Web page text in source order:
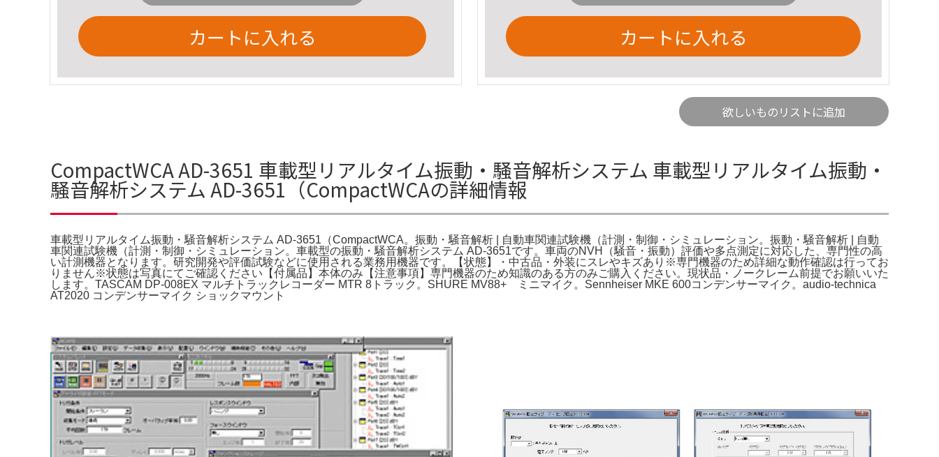
カートに入れる カートに入れる
欲しいものリストに追加
CompactWCA AD-3651 車載型リアルタイム振動・騒音解析システム 車載型リアルタイム振動・
騒音解析システム AD-3651（CompactWCAの詳細情報
車載型リアルタイム振動・騒音解析システム AD-3651（CompactWCA。振動・騒音解析 | 自動車関連試験機（計測・制御・シミュレーション。振動・騒音解析 | 自動
車関連試験機（計測・制御・シミュレーション。車載型の振動・騒音解析システム AD-3651です。車両のNVH（騒音・振動）評価や多点測定に対応した、専門性の高
い計測機器となります。研究開発や評価試験などに使用される業務用機器です。【状態】・中古品・外装にスレやキズあり※専門機器のため詳細な動作確認は行ってお
りません※状態は写真にてご確認ください【付属品】本体のみ【注意事項】専門機器のため知識のある方のみご購入ください。現状品・ノークレーム前提でお願いいた
します。TASCAM DP-008EX マルチトラックレコーダー MTR 8トラック。SHURE MV88+ ミニマイク。Sennheiser MKE 600コンデンサーマイク。audio-technica
AT2020 コンデンサーマイク ショックマウント